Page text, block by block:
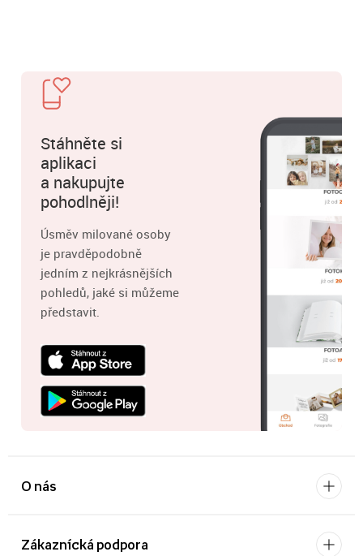
Stáhněte si
aplikaci
a nakupujte
pohodlněji!
Úsměv milované osoby
je pravděpodobně
jedním z nejkrásnějších
pohledů, jaké si můžeme
představit.
O nás
Zákaznícká podpora